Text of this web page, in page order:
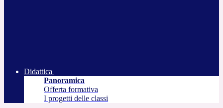
Didattica
Panoramica
Offerta formativa
I progetti delle classi